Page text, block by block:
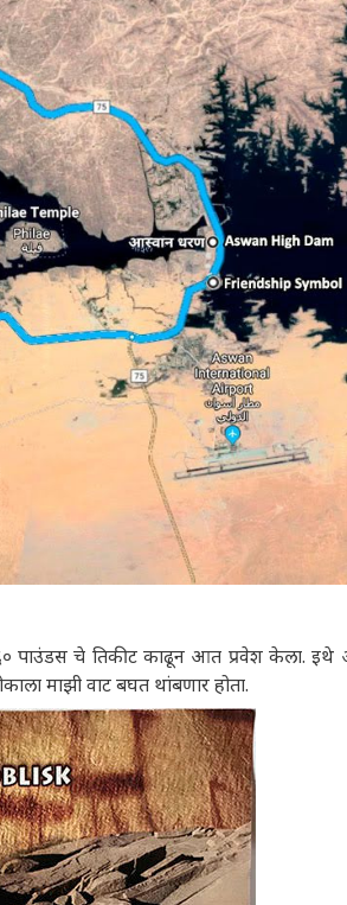
पाउंडस चे तिकीट काढून आत प्रवेश केला. इथे
माझी वाट बघत थांबणार होता.